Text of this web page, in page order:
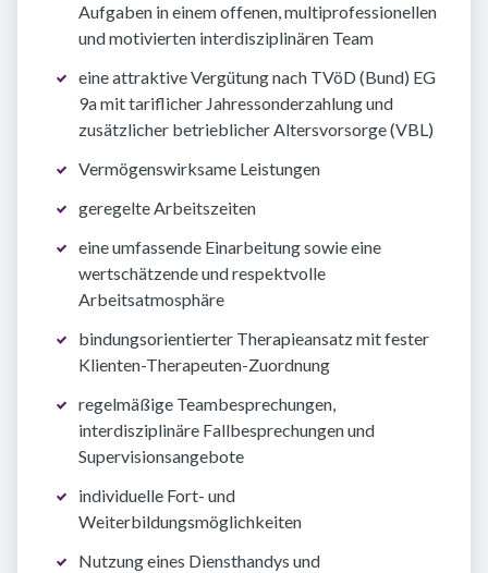
Aufgaben in einem offenen, multiprofessionellen
und motivierten interdisziplinären Team
eine attraktive Vergütung nach TVöD (Bund) EG
9a mit tariflicher Jahressonderzahlung und
zusätzlicher betrieblicher Altersvorsorge (VBL)
Vermögenswirksame Leistungen
geregelte Arbeitszeiten
eine umfassende Einarbeitung sowie eine
wertschätzende und respektvolle
Arbeitsatmosphäre
bindungsorientierter Therapieansatz mit fester
Klienten-Therapeuten-Zuordnung
regelmäßige Teambesprechungen,
interdisziplinäre Fallbesprechungen und
Supervisionsangebote
individuelle Fort- und
Weiterbildungsmöglichkeiten
Nutzung eines Diensthandys und